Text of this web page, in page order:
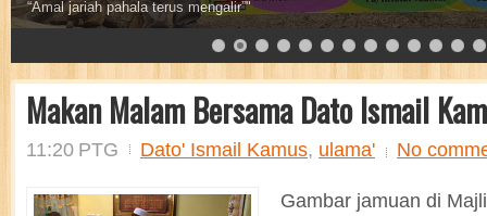
Sebaik baik sedekah adalah sedekah air
Makan Malam Bersama Dato Ismail
11:20 PTG Dato' Ismail Kamus, ulama' No
Gambar jamuan di